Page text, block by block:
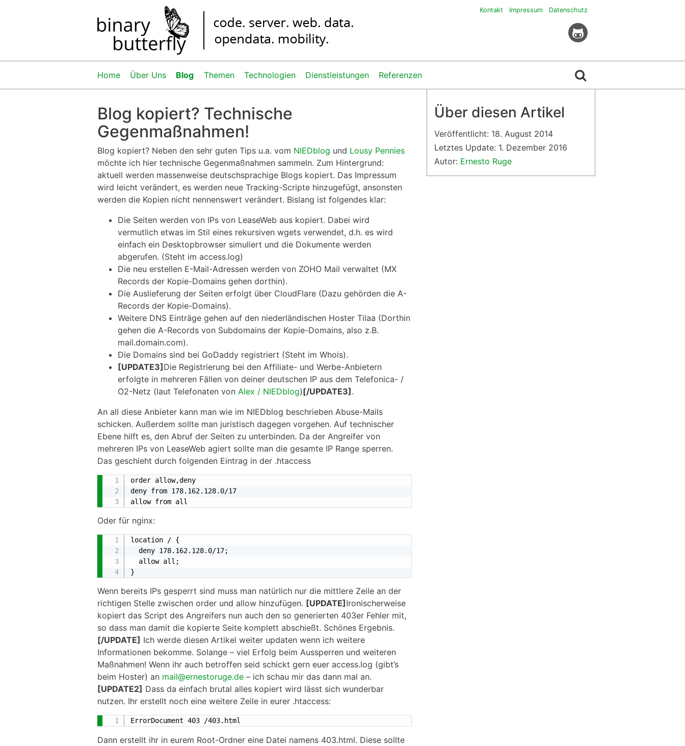
Kontakt Impressum Datenschutz
Home Über Uns Blog Themen Technologien Dienstleistungen Referenzen
Blog kopiert? Technische
Gegenmaßnahmen!
Blog kopiert? Neben den sehr guten Tips u.a. vom NIEDblog und Lousy Pennies
möchte ich hier technische Gegenmaßnahmen sammeln. Zum Hintergrund:
aktuell werden massenweise deutschsprachige Blogs kopiert. Das Impressum
wird leicht verändert, es werden neue Tracking-Scripte hinzugefügt, ansonsten
werden die Kopien nicht nennenswert verändert. Bislang ist folgendes klar:
Die Seiten werden von IPs von LeaseWeb aus kopiert. Dabei wird
vermutlich etwas im Stil eines rekursiven wgets verwendet, d.h. es wird
einfach ein Desktopbrowser simuliert und die Dokumente werden
abgerufen. (Steht im access.log)
Die neu erstellen E-Mail-Adressen werden von ZOHO Mail verwaltet (MX
Records der Kopie-Domains gehen dorthin).
Die Auslieferung der Seiten erfolgt über CloudFlare (Dazu gehörden die A-
Records der Kopie-Domains).
Weitere DNS Einträge gehen auf den niederländischen Hoster Tilaa (Dorthin
gehen die A-Records von Subdomains der Kopie-Domains, also z.B.
mail.domain.com).
Die Domains sind bei GoDaddy registriert (Steht im Whois).
[UPDATE3]Die Registrierung bei den Affiliate- und Werbe-Anbietern
erfolgte in mehreren Fällen von deiner deutschen IP aus dem Telefonica- /
O2-Netz (laut Telefonaten von Alex / NIEDblog)[/UPDATE3].
An all diese Anbieter kann man wie im NIEDblog beschrieben Abuse-Mails
schicken. Außerdem sollte man juristisch dagegen vorgehen. Auf technischer
Ebene hilft es, den Abruf der Seiten zu unterbinden. Da der Angreifer von
mehreren IPs von LeaseWeb agiert sollte man die gesamte IP Range sperren.
Das geschieht durch folgenden Eintrag in der .htaccess
order allow,deny
deny from 178.162.128.0/17
allow from all
Oder für nginx:
location / {
  deny 178.162.128.0/17;
  allow all;
}
Wenn bereits IPs gesperrt sind muss man natürlich nur die mittlere Zeile an der
richtigen Stelle zwischen order und allow hinzufügen. [UPDATE] Ironischerweise
kopiert das Script des Angreifers nun auch den so generierten 403er Fehler mit,
so dass man damit die kopierte Seite komplett abschießt. Schönes Ergebnis.
[/UPDATE] Ich werde diesen Artikel weiter updaten wenn ich weitere
Informationen bekomme. Solange – viel Erfolg beim Aussperren und weiteren
Maßnahmen! Wenn ihr auch betroffen seid schickt gern euer access.log (gibt’s
beim Hoster) an mail@ernestoruge.de – ich schau mir das dann mal an.
[UPDATE2] Dass da einfach brutal alles kopiert wird lässt sich wunderbar
nutzen. Ihr erstellt noch eine weitere Zeile in eurer .htaccess:
ErrorDocument 403 /403.html
Dann erstellt ihr in eurem Root-Ordner eine Datei namens 403.html. Diese sollte
Über diesen Artikel
Veröffentlicht: 18. August 2014
Letztes Update: 1. Dezember 2016
Autor: Ernesto Ruge